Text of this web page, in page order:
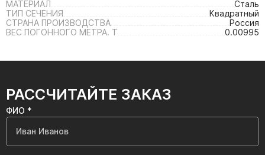
МАТЕРИАЛ
Сталь
ТИП СЕЧЕНИЯ
Квадратный
СТРАНА ПРОИЗВОДСТВА
Россия
ВЕС ПОГОННОГО МЕТРА. Т
0.00995
РАССЧИТАЙТЕ ЗАКАЗ
ФИО *